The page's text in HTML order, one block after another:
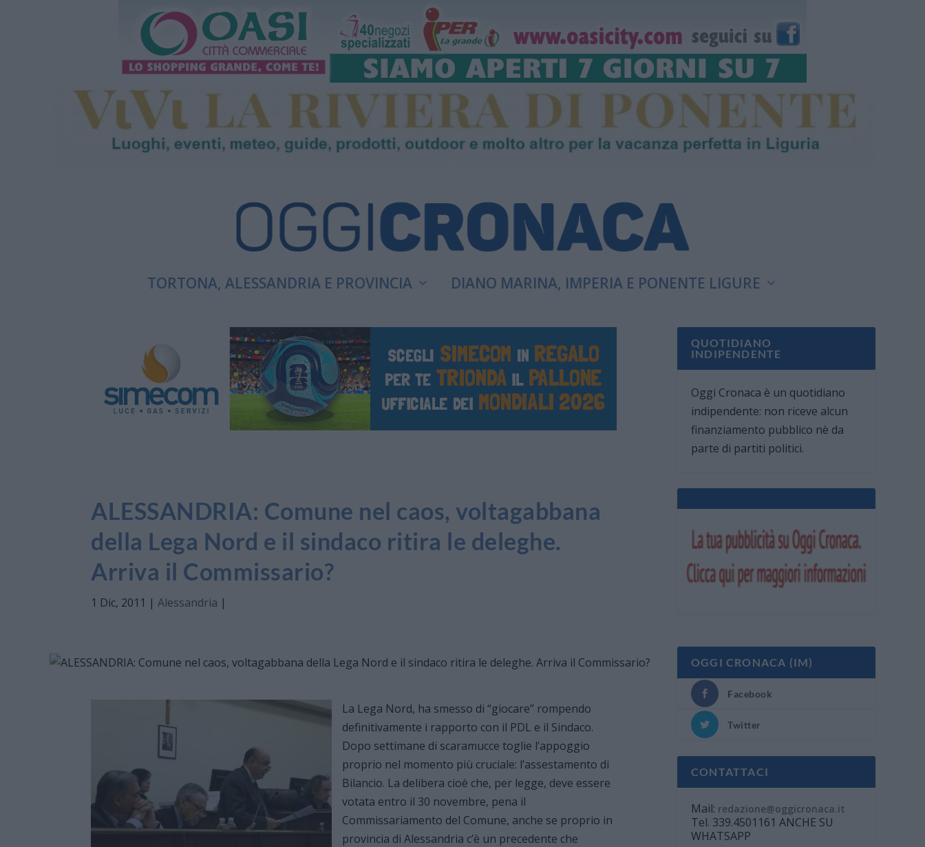
TORTONA, ALESSANDRIA E PROVINCIA DIANO MARINA, IMPERIA E PONENTE LIGURE
ALESSANDRIA: Comune nel caos, voltagabbana
della Lega Nord e il sindaco ritira le deleghe.
Arriva il Commissario?
1 Dic, 2011 | Alessandria |
La Lega Nord, ha smesso di “giocare” rompendo
definitivamente i rapporto con il PDL e il Sindaco.
Dopo settimane di scaramucce toglie l’appoggio
proprio nel momento più cruciale: l’assestamento di
Bilancio. La delibera cioè che, per legge, deve essere
votata entro il 30 novembre, pena il
Commissariamento del Comune, anche se proprio in
provincia di Alessandria c’è un precedente che
QUOTIDIANO
INDIPENDENTE
Oggi Cronaca è un quotidiano
indipendente: non riceve alcun
finanziamento pubblico nè da
parte di partiti politici.
OGGI CRONACA (IM)
Facebook
Twitter
CONTATTACI
Mail: redazione@oggicronaca.it
Tel. 339.4501161 ANCHE SU
WHATSAPP